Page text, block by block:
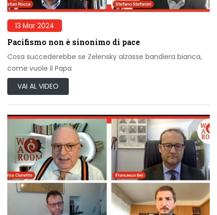
13 Mar 2024
Pacifismo non è sinonimo di pace
Cosa succederebbe se Zelensky alzasse bandiera bianca,
come vuole il Papa
VAI AL VIDEO